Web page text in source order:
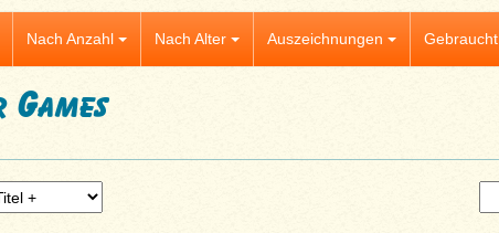
Nach Anzahl Nach Alter Auszeichnungen Gebraucht